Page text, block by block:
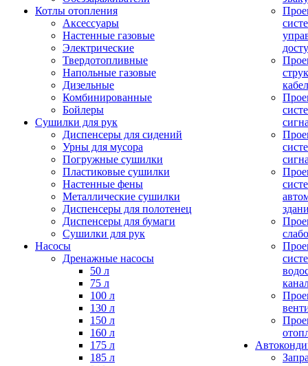
Котлы отопления
Аксессуары
Настенные газовые
Электрические
Твердотопливные
Напольные газовые
Дизельные
Комбинированные
Бойлеры
Сушилки для рук
Диспенсеры для сидений
Урны для мусора
Погружные сушилки
Пластиковые сушилки
Настенные фены
Металлические сушилки
Диспенсеры для полотенец
Диспенсеры для бумаги
Сушилки для рук
Насосы
Дренажные насосы
50 л
75 л
100 л
130 л
150 л
160 л
175 л
185 л